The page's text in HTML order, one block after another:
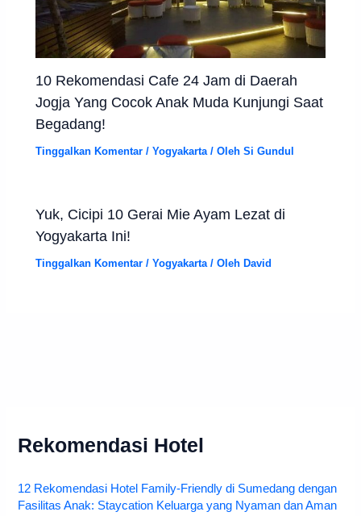
10 Rekomendasi Cafe 24 Jam di Daerah
Jogja Yang Cocok Anak Muda Kunjungi Saat
Begadang!
Tinggalkan Komentar /Yogyakarta/ OlehSi Gundul
Yuk, Cicipi 10 Gerai Mie Ayam Lezat di
Yogyakarta Ini!
Tinggalkan Komentar /Yogyakarta/ Oleh David
Rekomendasi Hotel
12 Rekomendasi Hotel Family-Friendly di Sumedang dengan
Fasilitas Anak: Staycation Keluarga yang Nyaman dan Aman